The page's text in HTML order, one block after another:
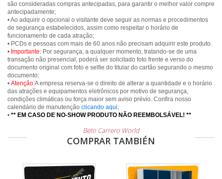
são consideradas compras antecipadas, para garantir o melhor valor compre
antecipadamente;
• Ao adquirir o opcional o visitante deve seguir as normas e procedimentos
de segurança estabelecidos, assim como respeitar o horário de
funcionamento de cada atração;
• PCDs e pessoas com mais de 60 anos não precisam adquirir este produto.
• Importante: Por segurança, a qualquer momento, tratando-se de uma
transação não presencial, poderá ser solicitado foto frente e verso do
documento original com foto e selfie do titular do cartão segurando o mesmo
documento;
• Atenção:A empresa reserva-se o direito de alterar a quantidade e o horário
das atrações e equipamentos eletrônicos por motivo de segurança,
condições climáticas ou força maior sem aviso prévio. Confira nosso
calendário de manutenção clicando aqui;
• ** EM CASO DE NO-SHOW PRODUTO NÃO REEMBOLSÁVEL! **
Beto Carrero World
COMPRAR TAMBIÉN